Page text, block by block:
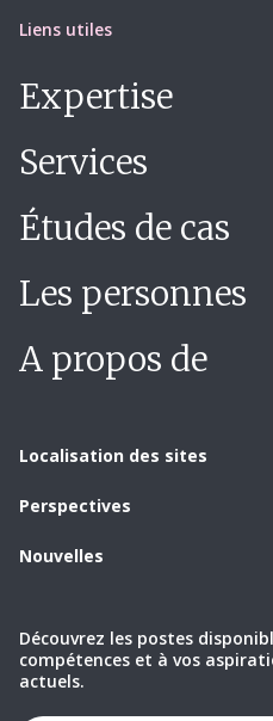
Liens utiles
Expertise
Services
Études de cas
Les personnes
A propos de
Localisation des sites
Perspectives
Nouvelles
Découvrez les postes
compétences et à vos
actuels.